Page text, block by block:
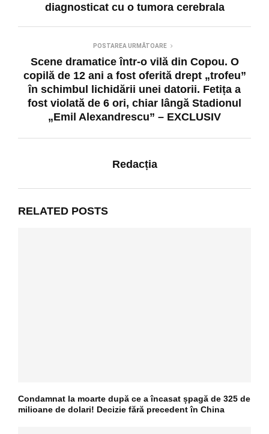
diagnosticat cu o tumora cerebrala
POSTAREA URMĂTOARE
Scene dramatice într-o vilă din Copou. O
copilă de 12 ani a fost oferită drept „trofeu”
în schimbul lichidării unei datorii. Fetița a
fost violată de 6 ori, chiar lângă Stadionul
„Emil Alexandrescu” – EXCLUSIV
Redacția
RELATED POSTS
Condamnat la moarte după ce a încasat șpagă de 325 de
milioane de dolari! Decizie fără precedent în China